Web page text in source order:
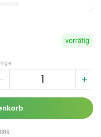
vorrätig
+